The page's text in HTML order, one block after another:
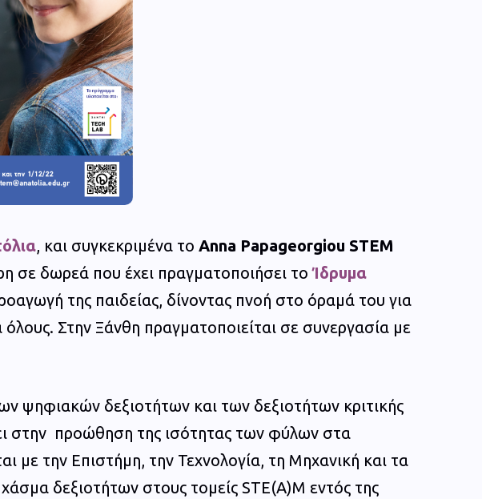
, και συγκεκριμένα το Anna Papageorgiou STEM
σε δωρεά που έχει πραγματοποιήσει τοΊδρυμα
της παιδείας, δίνοντας πνοή στο όραμά του για
Στην Ξάνθη πραγματοποιείται σε συνεργασία με
ψηφιακών δεξιοτήτων και των δεξιοτήτων κριτικής
στην προώθηση της ισότητας των φύλων στα
με την Επιστήμη, την Τεχνολογία, τη Μηχανική και τα
δεξιοτήτων στους τομείς STE(Α)M εντός της